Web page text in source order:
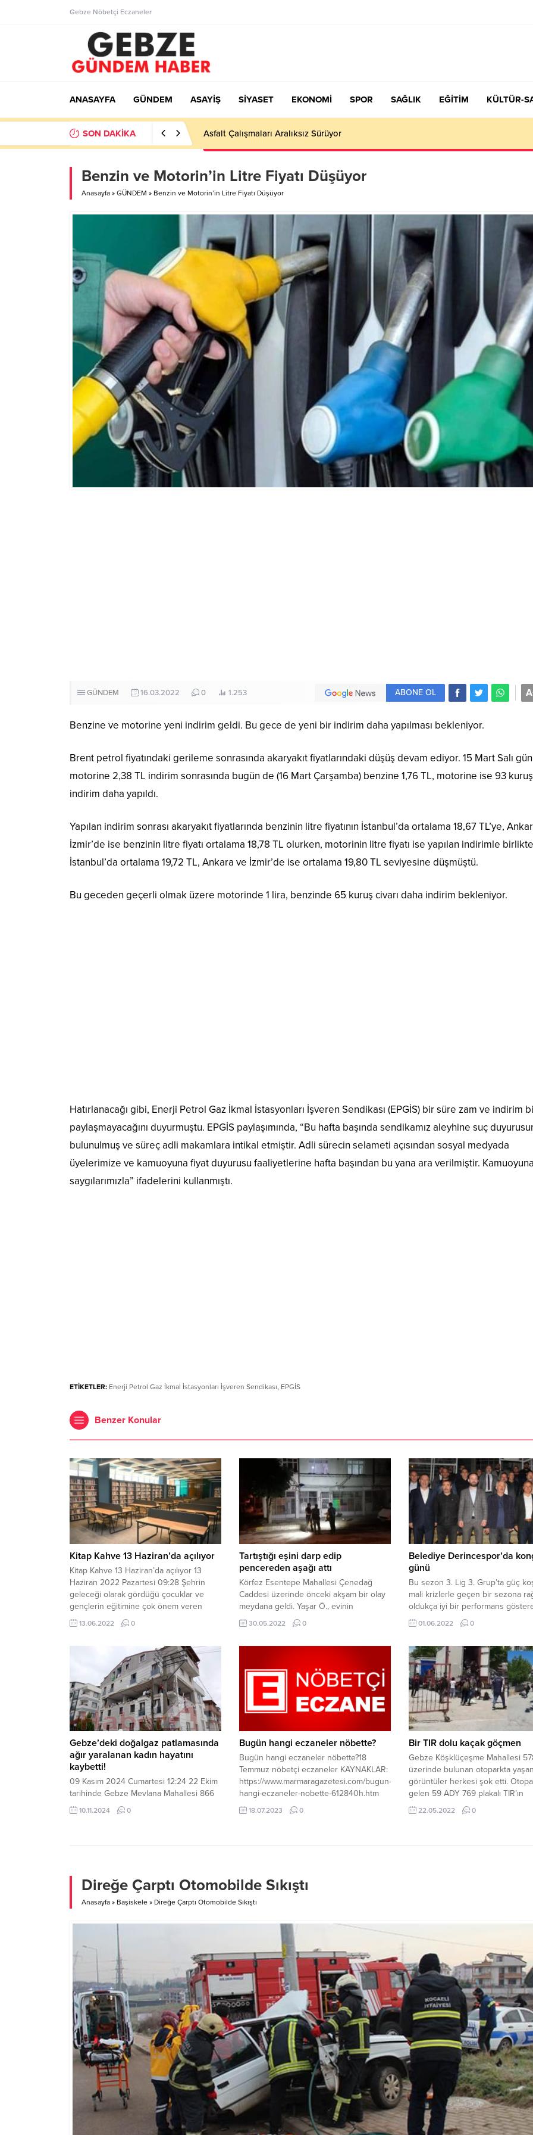
Gebze Nöbetçi Eczaneler
ANASAYFA GÜNDEM ASAYİŞ SİYASET EKONOMİ SPOR SAĞLIK EĞİTİM KÜLTÜR-
SON DAKİKA Ortaöğretime Geçiş Tercih ve Yerleştirme Kılavuzu yayımlandı – Nefes Gazetesi –
Benzin ve Motorin’in Litre Fiyatı Düşüyor
Anasayfa » GÜNDEM » Benzin ve Motorin’in Litre Fiyatı Düşüyor
GÜNDEM 16.03.2022 0 1.253 A
ABONE OL
Benzine ve motorine yeni indirim geldi. Bu gece de yeni bir indirim daha yapılması bekleniyor.
Brent petrol fiyatındaki gerileme sonrasında akaryakıt fiyatlarındaki düşüş devam ediyor. 15 Mart Salı
motorine 2,38 TL indirim sonrasında bugün de (16 Mart Çarşamba) benzine 1,76 TL, motorine ise 93 kuruş
indirim daha yapıldı.
Yapılan indirim sonrası akaryakıt fiyatlarında benzinin litre fiyatının İstanbul’da ortalama 18,67 TL’ye,
İzmir’de ise benzinin litre fiyatı ortalama 18,78 TL olurken, motorinin litre fiyatı ise yapılan indirimle birlikte
İstanbul’da ortalama 19,72 TL, Ankara ve İzmir’de ise ortalama 19,80 TL seviyesine düşmüştü.
Bu geceden geçerli olmak üzere motorinde 1 lira, benzinde 65 kuruş civarı daha indirim bekleniyor.
Hatırlanacağı gibi, Enerji Petrol Gaz İkmal İstasyonları İşveren Sendikası (EPGİS) bir süre zam ve indirim
paylaşmayacağını duyurmuştu. EPGİS paylaşımında, “Bu hafta başında sendikamız aleyhine suç
bulunulmuş ve süreç adli makamlara intikal etmiştir. Adli sürecin selameti açısından sosyal medyada
üyelerimize ve kamuoyuna fiyat duyurusu faaliyetlerine hafta başından bu yana ara verilmiştir. Kamuoyuna
saygılarımızla” ifadelerini kullanmıştı.
ETİKETLER: Enerji Petrol Gaz İkmal İstasyonları İşveren Sendikası, EPGİS
Benzer Konular
Kitap Kahve 13 Haziran’da açılıyor
Kitap Kahve 13 Haziran’da açılıyor 13
Haziran 2022 Pazartesi 09:28 Şehrin
geleceği olarak gördüğü çocuklar ve
gençlerin eğitimine çok önem veren
Başkan Çiftçi’nin ilçeye kültürel zenginlik,
kitap sevgisi ve okuma alışkanlığı
Dr. Necmettin Erbakan Kitap Kahve 13
Haziran Pazartesi günü düzenlenecek
törenle hizmete açılacak....
13.06.2022 0
Tartıştığı eşini darp edip
pencereden aşağı attı
Körfez Esentepe Mahallesi Çenedağ
Caddesi üzerinde önceki akşam bir olay
meydana geldi. Yaşar Ö., evinin
salonunda henüz bilinmeyen nedenle eşi
Sevcan Ö. ile tartışmaya başladı. Tartışma
penceresinden boşluğa itti. Olayı
görenler durumu 112 Acil Çağrı
Merkezine bildirdi.YAKALANMASI İÇİN...
30.05.2022 0
Belediye Derincespor’da
günü
Bu sezon 3. Lig 3. Grup’ta güç
mali krizlerle geçen bir sezona
oldukça iyi bir performans
Play-Off’u şanssız bir şekilde
Belediye Derincespor bugün
Derince Belediyespor
17.00’de başlayacak. Mevcut
Ahmet Güntepe’nin aday olup
olmayacağı henüz resmileşmese
Güntepe...
01.06.2022 0
Gebze’deki doğalgaz patlamasında
ağır yaralanan kadın hayatını
kaybetti!
09 Kasım 2024 Cumartesi 12:24 22 Ekim
tarihinde Gebze Mevlana Mahallesi 866
Sokak’ta doğalgaz sebebiyle 5 katlı
binanın üçüncü katında büyük bir
olarak hastaneye kaldırılan Günay Ergen
(65), yapılan...
10.11.2024 0
Bugün hangi eczaneler nöbette?
Bugün hangi eczaneler nöbette?18
Temmuz nöbetçi eczaneler KAYNAKLAR:
https://www.marmaragazetesi.com/bugun-
hangi-eczaneler-nobette-612840h.htm
18.07.2023 0
Bir TIR dolu kaçak göçmen
Gebze Köşklüçeşme Mahallesi
üzerinde bulunan otoparkta
görüntüler herkesi şok etti.
gelen 59 ADY 769 plakalı TIR’ın
dorsesinden yüzlerce kaçak
çıktığı görüldü. Yaşanan olayı gören
22.05.2022 0
Direğe Çarptı Otomobilde Sıkıştı
Anasayfa » Başiskele » Direğe Çarptı Otomobilde Sıkıştı